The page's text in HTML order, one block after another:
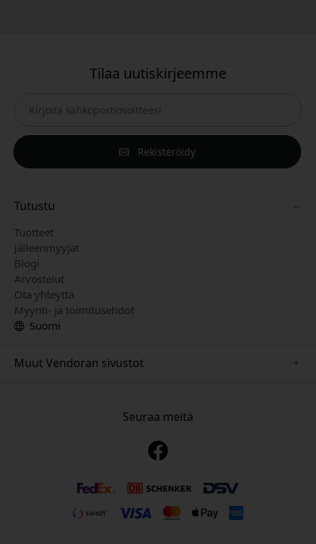
Tilaa uutiskirjeemme
Rekisteröidy
Tutustu
Tuotteet
Jälleenmyyjät
Blogi
Arvostelut
Ota yhteyttä
Myynti- ja toimitusehdot
Suomi
Muut Vendoran sivustot
www.nordicsmartlight.seSeuraa meitä